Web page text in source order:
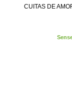
CUITAS DE